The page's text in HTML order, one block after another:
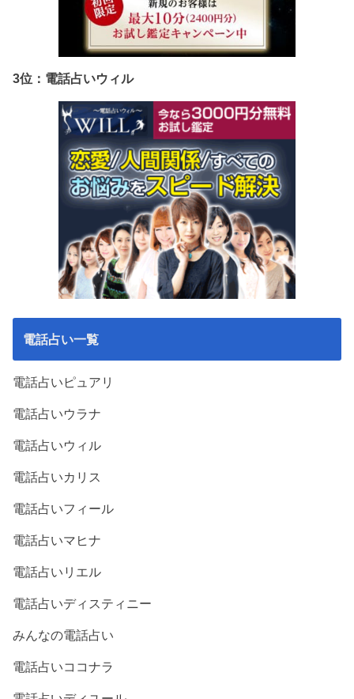
3位：電話占いウィル
電話占い一覧
電話占いピュアリ
電話占いウラナ
電話占いウィル
電話占いカリス
電話占いフィール
電話占いマヒナ
電話占いリエル
電話占いディスティニー
みんなの電話占い
電話占いココナラ